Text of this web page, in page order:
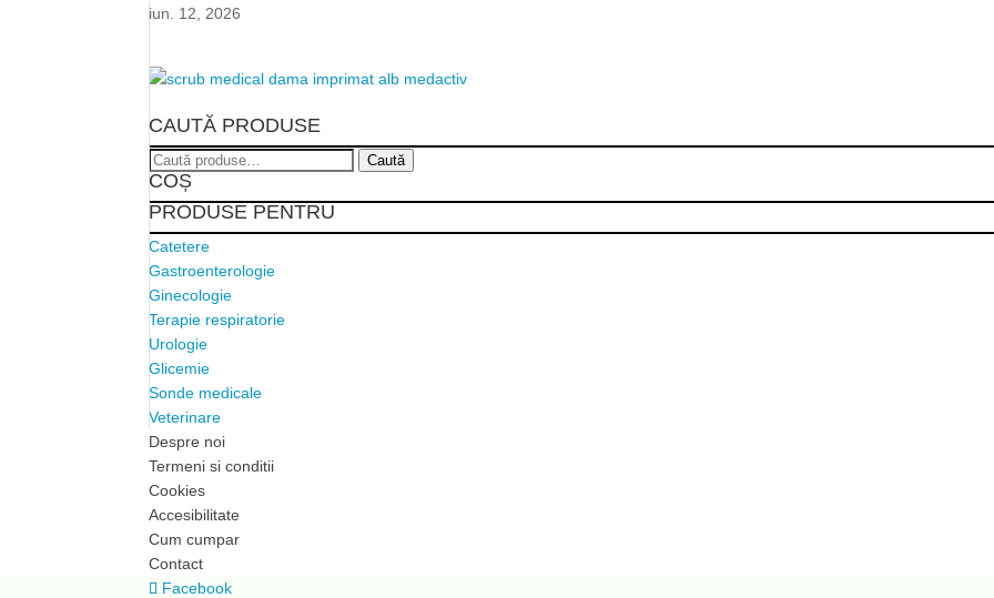
iun. 12, 2026
CAUTĂ PRODUSE
Caută
după:
Caută
COȘ
PRODUSE PENTRU
Catetere
Gastroenterologie
Ginecologie
Terapie respiratorie
Urologie
Glicemie
Sonde medicale
Veterinare
Despre noi
Termeni si conditii
Cookies
Accesibilitate
Cum cumpar
Contact
Facebook